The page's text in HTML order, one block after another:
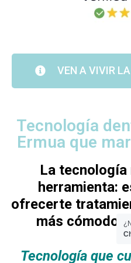
VEN A VIVIR
Tecnología
Ermua que
La tecnología
herramienta:
ofrecerte
más cómodos
Tecnología que